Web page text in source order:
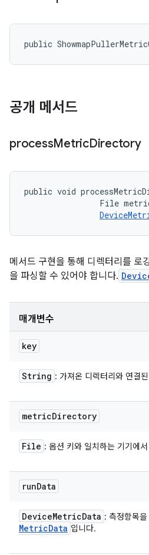
public
공개 메서드
processMetricDirectory
public void
File
메서드 구현을 통해 디렉터리를 로
을 파싱할 수 있어야 합니다.
매개변수
key
String : 가져온 디렉터리와 연결
metricDirectory
File : 옵션 키와 일치하는 기기에
runData
DeviceMetricData : 측정항목
MetricData 입니다.